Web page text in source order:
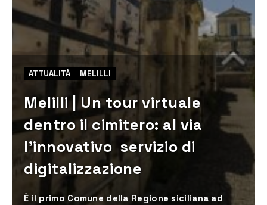
ATTUALITÀ MELILLI
Melilli | Un tour virtuale
dentro il cimitero: al via
l’innovativo servizio di
digitalizzazione
È il primo Comune della Regione siciliana ad